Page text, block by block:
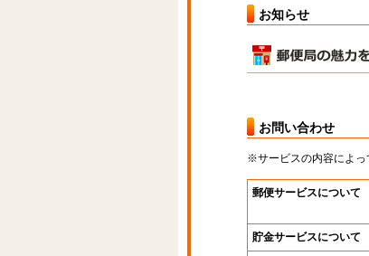
お知らせ
お問い合わせ
※サービスの内容によっ
郵便サービスについて
貯金サービスについて